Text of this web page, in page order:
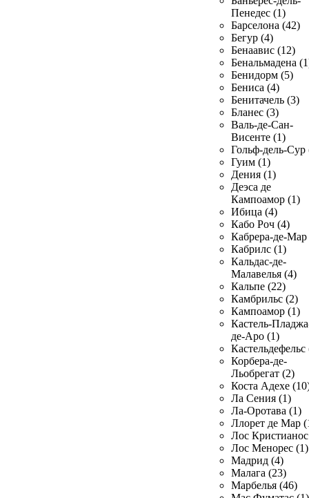
Пенедес (1)
Барселона (42)
Бегур (4)
Бенаавис (12)
Бенальмадена
Бенидорм (5)
Бениса (4)
Бенитачель (3)
Бланес (3)
Валь-де-Сан-
Висенте (1)
Гольф-дель-Сур
Гуим (1)
Дения (1)
Деэса де
Кампоамор (1)
Ибица (4)
Кабо Роч (4)
Кабрера-де-Мар
Кабрилс (1)
Кальдас-де-
Малавелья (4)
Кальпе (22)
Камбрильс (2)
Кампоамор (1)
Кастель-
де-Аро (1)
Кастельдефельс
Корбера-де-
Льобрегат (2)
Коста Адехе
Ла Сения (1)
Ла-Оротава (1)
Ллорет де Мар
Лос
Лос Менорес (1)
Мадрид (4)
Малага (23)
Марбелья (46)